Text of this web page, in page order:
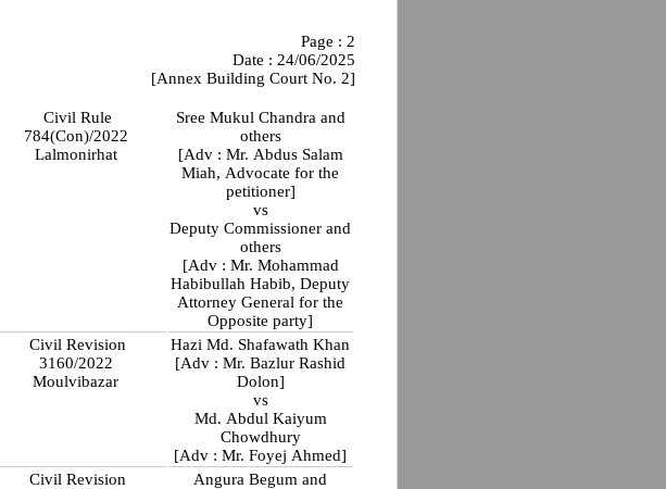
Page : 2
Date : 24/06/2025
[Annex Building Court No. 2]
Civil Rule
784(Con)/2022
Lalmonirhat
Sree Mukul Chandra and
others
[Adv : Mr. Abdus Salam
Miah, Advocate for the
petitioner]
vs
Deputy Commissioner and
others
[Adv : Mr. Mohammad
Habibullah Habib, Deputy
Attorney General for the
Opposite party]
Civil Revision
3160/2022
Moulvibazar
Hazi Md. Shafawath Khan
[Adv : Mr. Bazlur Rashid
Dolon]
vs
Md. Abdul Kaiyum
Chowdhury
[Adv : Mr. Foyej Ahmed]
Civil Revision
Angura Begum and